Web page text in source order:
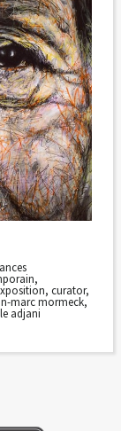
,
, curator,
marc mormeck,
adjani